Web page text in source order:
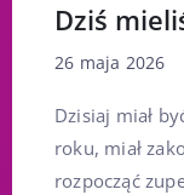
Dziś
26 maja 2026
Dzisiaj miał
roku, miał
rozpocząć